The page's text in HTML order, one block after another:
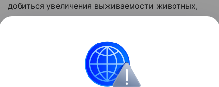
добиться увеличения выживаемости животных,
что стало основанием для перехода к испытаниям